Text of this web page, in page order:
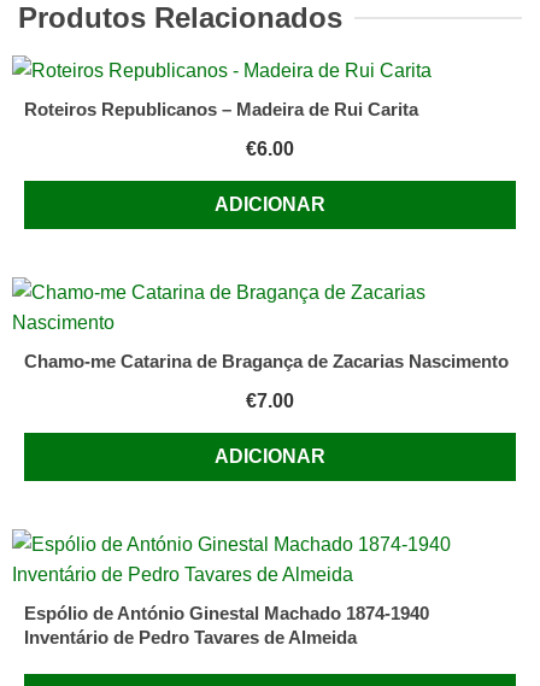
Ambiental
O
do
De
Levy
Produtos Relacionados
Roteiros Republicanos – Madeira de Rui Carita
€6.00
ADICIONAR
Chamo-me Catarina de Bragança de Zacarias Nascimento
€7.00
ADICIONAR
Espólio de António Ginestal Machado 1874-1940
Inventário de Pedro Tavares de Almeida